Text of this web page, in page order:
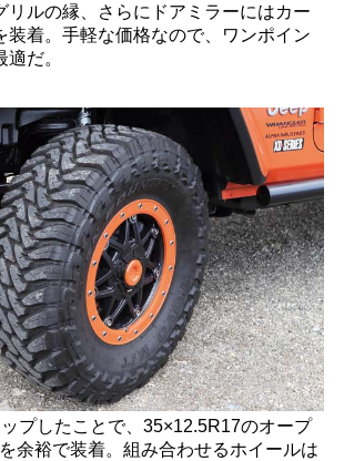
リルの縁、さらにドアミラーにはカー
装着。手軽な価格なので、ワンポイン
だ。
プしたことで、35×12.5R17のオープ
余裕で装着。組み合わせるホイールは